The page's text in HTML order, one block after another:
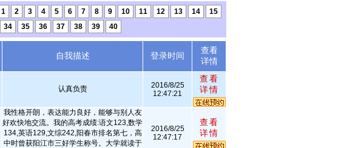
1 2 3 4 5 6 7 8 9 10 11 12 13 14
15
34 35 36 37 38 39 40
自我描述 登录时间
查看
详情
认真负责
2016/8/25
12:47:21
查看
详情
我性格开朗，表达能力良好，能够与别人友
好欢快地交流。我的高考成绩:语文123,数学
134,英语129,文综242,阳春市排名第七，高
中时曾获阳江市三好学生称号。大学就读于
2016/8/25
12:47:17
查看
详情